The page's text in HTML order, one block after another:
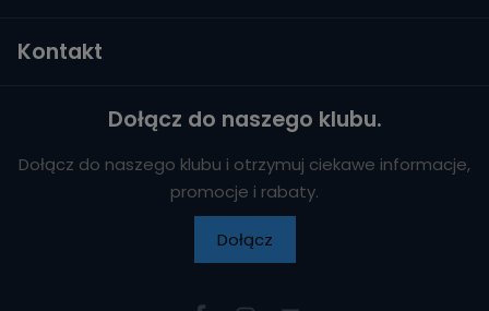
Kontakt
Dołącz do naszego klubu.
Dołącz do naszego klubu i otrzymuj ciekawe informacje,
promocje i rabaty.
Dołącz